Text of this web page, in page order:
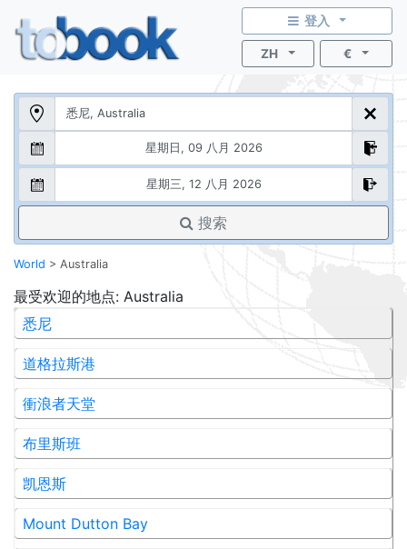
登入
ZH €
搜索
World > Australia
最受欢迎的地点: Australia
悉尼
道格拉斯港
衝浪者天堂
布里斯班
凯恩斯
Mount Dutton Bay